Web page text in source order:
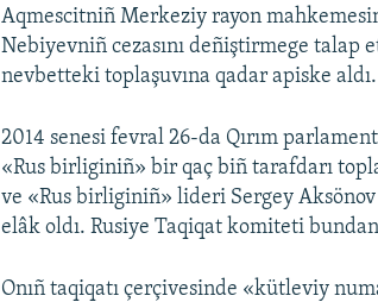
Aqmescitniñ Merkeziy rayon
Nebiyevniñ cezasını deñiştirmege
nevbetteki toplaşuvına qadar apiske aldı.
2014 senesi fevral 26-da Qırım
«Rus birliginiñ» bir qaç biñ tarafdarı
ve «Rus birliginiñ» lideri Sergey
elâk oldı. Rusiye Taqiqat komiteti
Onıñ taqiqatı çerçivesinde «kütleviy